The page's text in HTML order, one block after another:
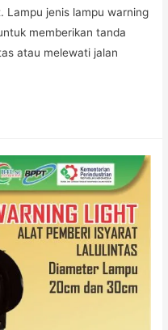
Lampu jenis lampu warning
memberikan tanda
atau melewati jalan